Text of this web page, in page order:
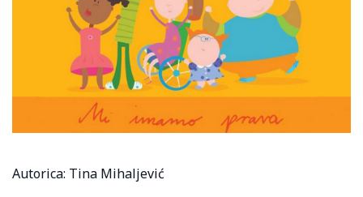
Autorica: Tina Mihaljević